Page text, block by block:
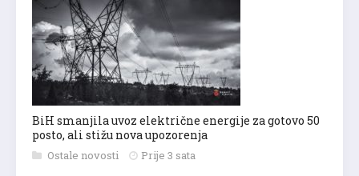
BiH smanjila uvoz električne energije za gotovo 50
posto, ali stižu nova upozorenja
Ostale novosti Prije 3 sata